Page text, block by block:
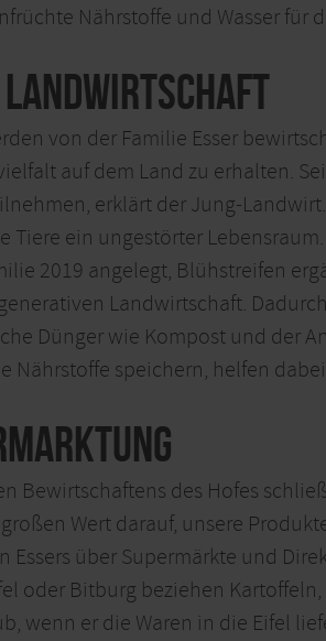
Nährstoffe und Wasser
Landwirtschaft
von der Familie Esser
auf dem Land zu erhalten.
erklärt der Jung-
Tiere ein ungestörter
2019 angelegt, Blühstreifen
Landwirtschaft.
Dünger wie Kompost und der
Nährstoffe speichern, helfen
Bewirtschaftens des Hofes
Wert darauf, unsere
Essers über Supermärkte und
oder Bitburg beziehen
wenn er die Waren in die Eifel